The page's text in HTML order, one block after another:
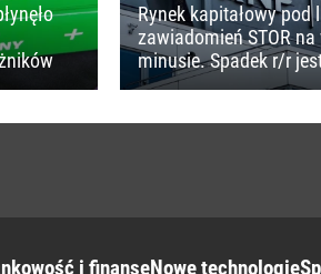
Rynek kapitałowy pod
zawiadomień STOR
minusie. Spadek r/r
i finanseNowe technologie